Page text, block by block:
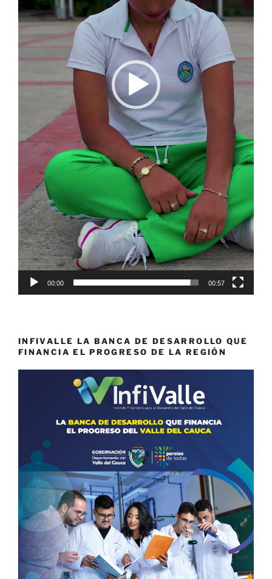
00:00 00:57
INFIVALLE LA BANCA DE DESARROLLO QUE
FINANCIA EL PROGRESO DE LA REGIÓN